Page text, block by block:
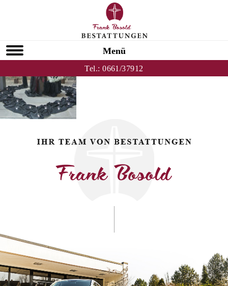
Menü
Tel.:0661/37912
TRAUERFEIER